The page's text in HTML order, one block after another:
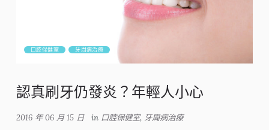
口腔保健室 牙周病治療
認真刷牙仍發炎？年輕人小心
2016 年 06 月 15 日 in 口腔保健室, 牙周病治療